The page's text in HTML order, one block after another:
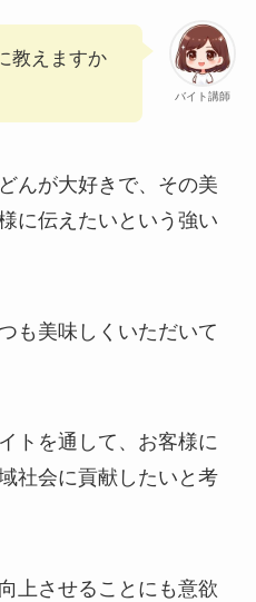
バイト講師
教えますか
んが大好きで、その美
に伝えたいという強い
も美味しくいただいて
トを通して、お客様に
社会に貢献したいと考
上させることにも意欲